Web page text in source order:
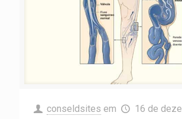
conseldsites em
16 de